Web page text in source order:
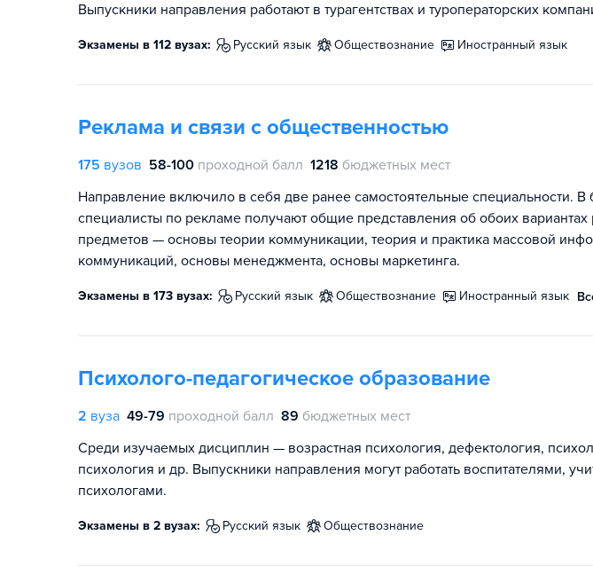
Выпускники направления работают в турагентствах и туроператорских
Экзамены в 112 вузах: русский язык обществознание иностранный язык
Реклама и связи с общественностью
175 вузов 58-100 проходной балл 1218 бюджетных мест
Направление включило в себя две ранее самостоятельные специальности.
специалисты по рекламе получают общие представления об обоих
предметов — основы теории коммуникации, теория и практика массовой
коммуникаций, основы менеджмента, основы маркетинга.
Экзамены в 173 вузах: русский язык обществознание иностранный язык
Психолого-педагогическое образование
2 вуза 49-79 проходной балл 89 бюджетных мест
Среди изучаемых дисциплин — возрастная психология, дефектология,
психология и др. Выпускники направления могут работать воспитателями,
психологами.
Экзамены в 2 вузах: русский язык обществознание